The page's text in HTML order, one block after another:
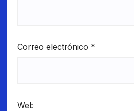
Correo electrónico *
Web